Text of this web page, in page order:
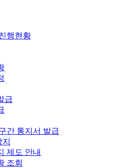
행현황
급
간 통지서 발급
제도 안내
조회